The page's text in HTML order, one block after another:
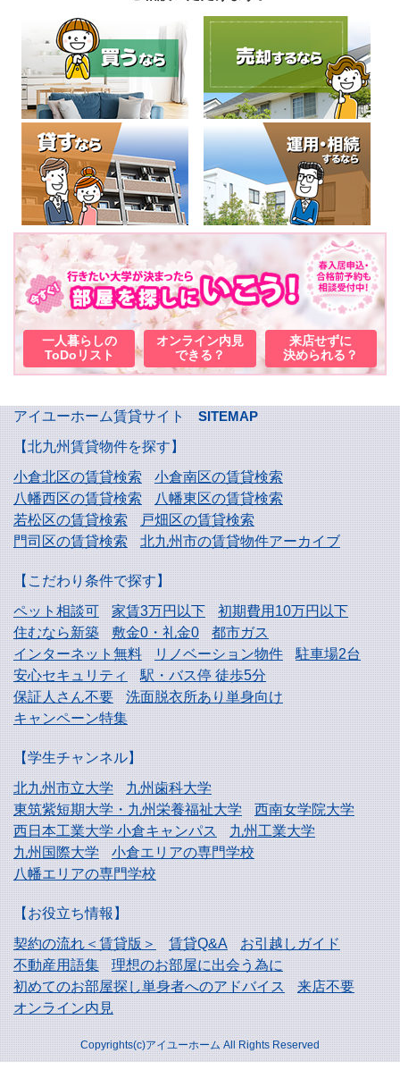
一人暮らしの
ToDoリスト
オンライン内見
できる？
来店せずに
決められる？
アイユーホーム賃貸サイト
SITEMAP
【北九州賃貸物件を探す】
小倉北区の賃貸検索
小倉南区の賃貸検索
八幡西区の賃貸検索
八幡東区の賃貸検索
若松区の賃貸検索
戸畑区の賃貸検索
門司区の賃貸検索
北九州市の賃貸物件アーカイブ
【こだわり条件で探す】
ペット相談可
家賃3万円以下
初期費用10万円以下
住むなら新築
敷金0・礼金0
都市ガス
インターネット無料
リノベーション物件
駐車場2台
安心セキュリティ
駅・バス停 徒歩5分
保証人さん不要
洗面脱衣所あり単身向け
キャンペーン特集
【学生チャンネル】
北九州市立大学
九州歯科大学
東筑紫短期大学・九州栄養福祉大学
西南女学院大学
西日本工業大学小倉キャンパス
九州工業大学
九州国際大学
小倉エリアの専門学校
八幡エリアの専門学校
【お役立ち情報】
契約の流れ＜賃貸版＞
賃貸Q&A
お引越しガイド
不動産用語集
理想のお部屋に出会う為に
初めてのお部屋探し単身者へのアドバイス
来店不要
オンライン内見
Copyrights(c)アイユーホーム All Rights Reserved